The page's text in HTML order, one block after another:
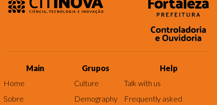
Main
Home
Sobre
Grupos
Culture
Demography
Help
Talk with us
Frequently asked